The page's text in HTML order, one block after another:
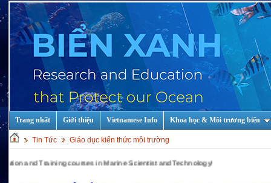
Trang nhất Giới thiệu Vietnamese Info Khoa học & Môi trương biển
Tin Tức Giáo dục kiến thức môi trường
courses in Marine Scientist and Technology!